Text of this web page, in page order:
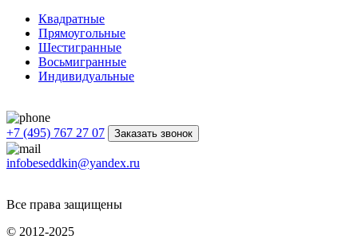
Квадратные
Прямоугольные
Шестигранные
Восьмигранные
Индивидуальные
+7 (495) 767 27 07 Заказать звонок
infobeseddkin@yandex.ru
Все права защищены
© 2012-2025